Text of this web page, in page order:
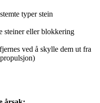
typer stein
steiner eller blokkering
ved å skylle dem ut fra